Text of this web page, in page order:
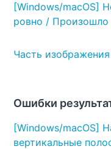
[Windows/macOS]
ровно / Произошло
Часть
Ошибки
[Windows/macOS]
вертикальные